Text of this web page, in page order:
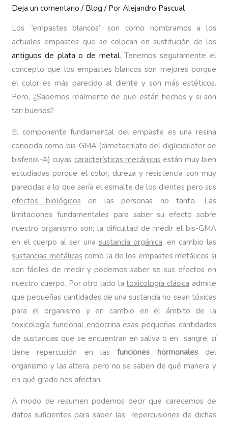
Deja un comentario / Blog / PorAlejandro Pascual
Los “empastes blancos” son como nombramos a los
actuales empastes que se colocan en sustitución de los
antiguos de plata o de metal. Tenemos seguramente el
concepto que los empastes blancos son mejores porque
el color es más parecido al diente y son más estéticos.
Pero, ¿Sabemos realmente de que están hechos y si son
tan buenos?
El componente fundamental del empaste es una resina
conocida como bis-GMA (dimetacrilato del diglicidileter de
bisfenol-A) cuyas características mecánicas están muy bien
estudiadas porque el color, dureza y resistencia son muy
parecidas a lo que sería el esmalte de los dientes pero sus
efectos biológicos en las personas no tanto. Las
limitaciones fundamentales para saber su efecto sobre
nuestro organismo son; la dificultad de medir el bis-GMA
en el cuerpo al ser una sustancia orgánica, en cambio las
sustancias metálicas como la de los empastes metálicos si
son fáciles de medir y podemos saber se sus efectos en
nuestro cuerpo. Por otro lado latoxicología clásica admite
que pequeñas cantidades de una sustancia no sean tóxicas
para el organismo y en cambio en el ámbito de la
toxicología funcional endocrina esas pequeñas cantidades
de sustancias que se encuentran en saliva o en sangre, sí
tiene repercusión en lasfunciones hormonalesdel
organismo y las altera, pero no se saben de qué manera y
en qué grado nos afectan.
A modo de resumen podemos decir que carecemos de
datos suficientes para saber las repercusiones de dichas